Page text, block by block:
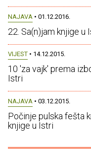
NAJAVA • 01.12.2016.
22. Sa(n)jam knjige u
VIJEST • 14.12.2015.
10 'za vajk' prema
Istri
NAJAVA • 03.12.2015.
Počinje pulska fešta
knjige u Istri